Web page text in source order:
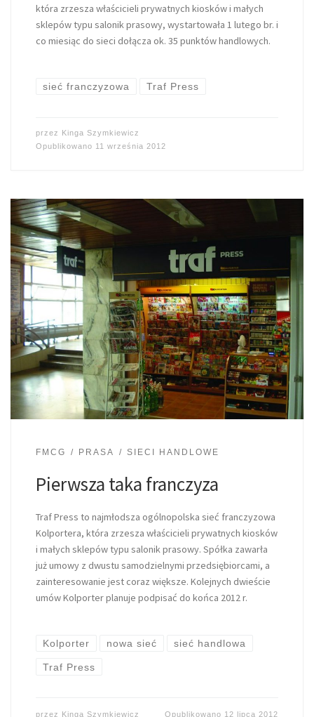
która zrzesza właścicieli prywatnych kiosków i małych
sklepów typu salonik prasowy, wystartowała 1 lutego br. i
co miesiąc do sieci dołącza ok. 35 punktów handlowych.
sieć franczyzowa Traf Press
przez Kinga Szymkiewicz
Opublikowano 11 września 2012
FMCG PRASA SIECI HANDLOWE
Pierwsza taka franczyza
Traf Press to najmłodsza ogólnopolska sieć franczyzowa
Kolportera, która zrzesza właścicieli prywatnych kiosków
i małych sklepów typu salonik prasowy. Spółka zawarła
już umowy z dwustu samodzielnymi przedsiębiorcami, a
zainteresowanie jest coraz większe. Kolejnych dwieście
umów Kolporter planuje podpisać do końca 2012 r.
Kolporter nowa sieć sieć handlowa
Traf Press
przez Kinga Szymkiewicz Opublikowano 12 lipca 2012